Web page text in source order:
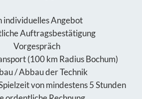
individuelles Angebot
Auftragsbestätigung
Vorgespräch
(100 km Radius Bochum)
/ Abbau der Technik
von mindestens 5 Stunden